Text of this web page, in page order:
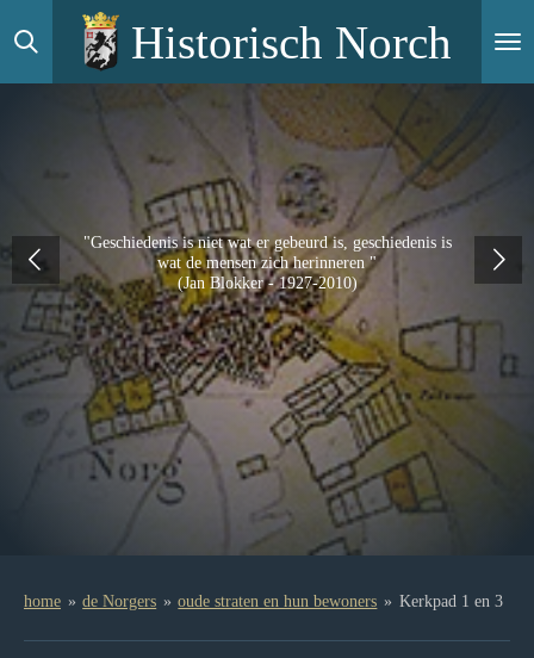
direct
Historisch Norch
"Geschiedenis is niet wat er gebeurd is, geschiedenis is
wat de mensen zich herinneren "
(Jan Blokker - 1927-2010)
home » de Norgers » oude straten en hun bewoners » Kerkpad 1 en 3